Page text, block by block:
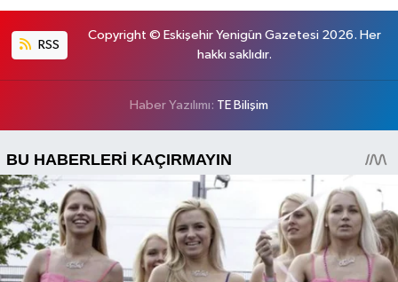
RSS
Copyright © Eskişehir Yenigün Gazetesi 2026. Her
hakkı saklıdır.
Haber Yazılımı: TE Bilişim